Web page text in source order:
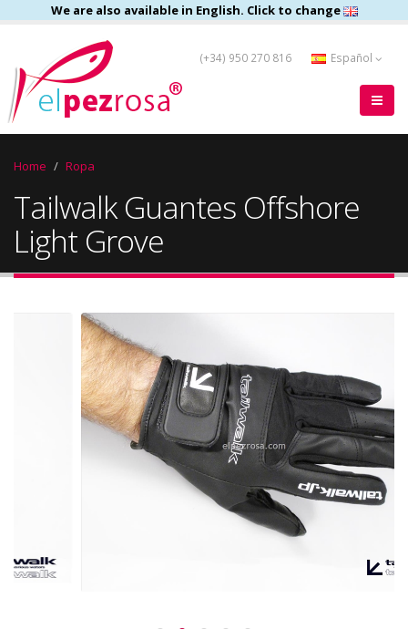
We are also available in English. Click to change
(+34) 950 270 816 Español
Home Ropa
Tailwalk Guantes Offshore
Light Grove